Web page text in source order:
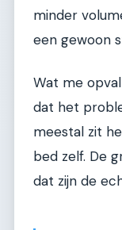
minder
een gewoon
Wat me
dat het
meestal zit
bed zelf. De
dat zijn de